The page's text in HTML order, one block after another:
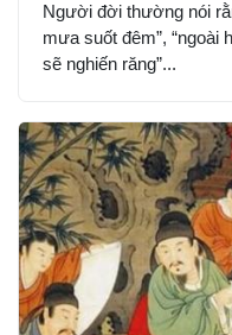
Người đời thường nói
mưa suốt đêm”, “ngoài
sẽ nghiến răng”...